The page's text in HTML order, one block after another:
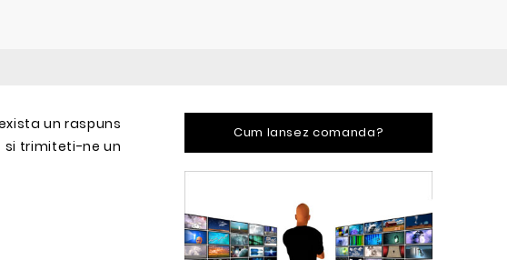
un raspuns
trimiteti-ne un
Cum lansez comanda?